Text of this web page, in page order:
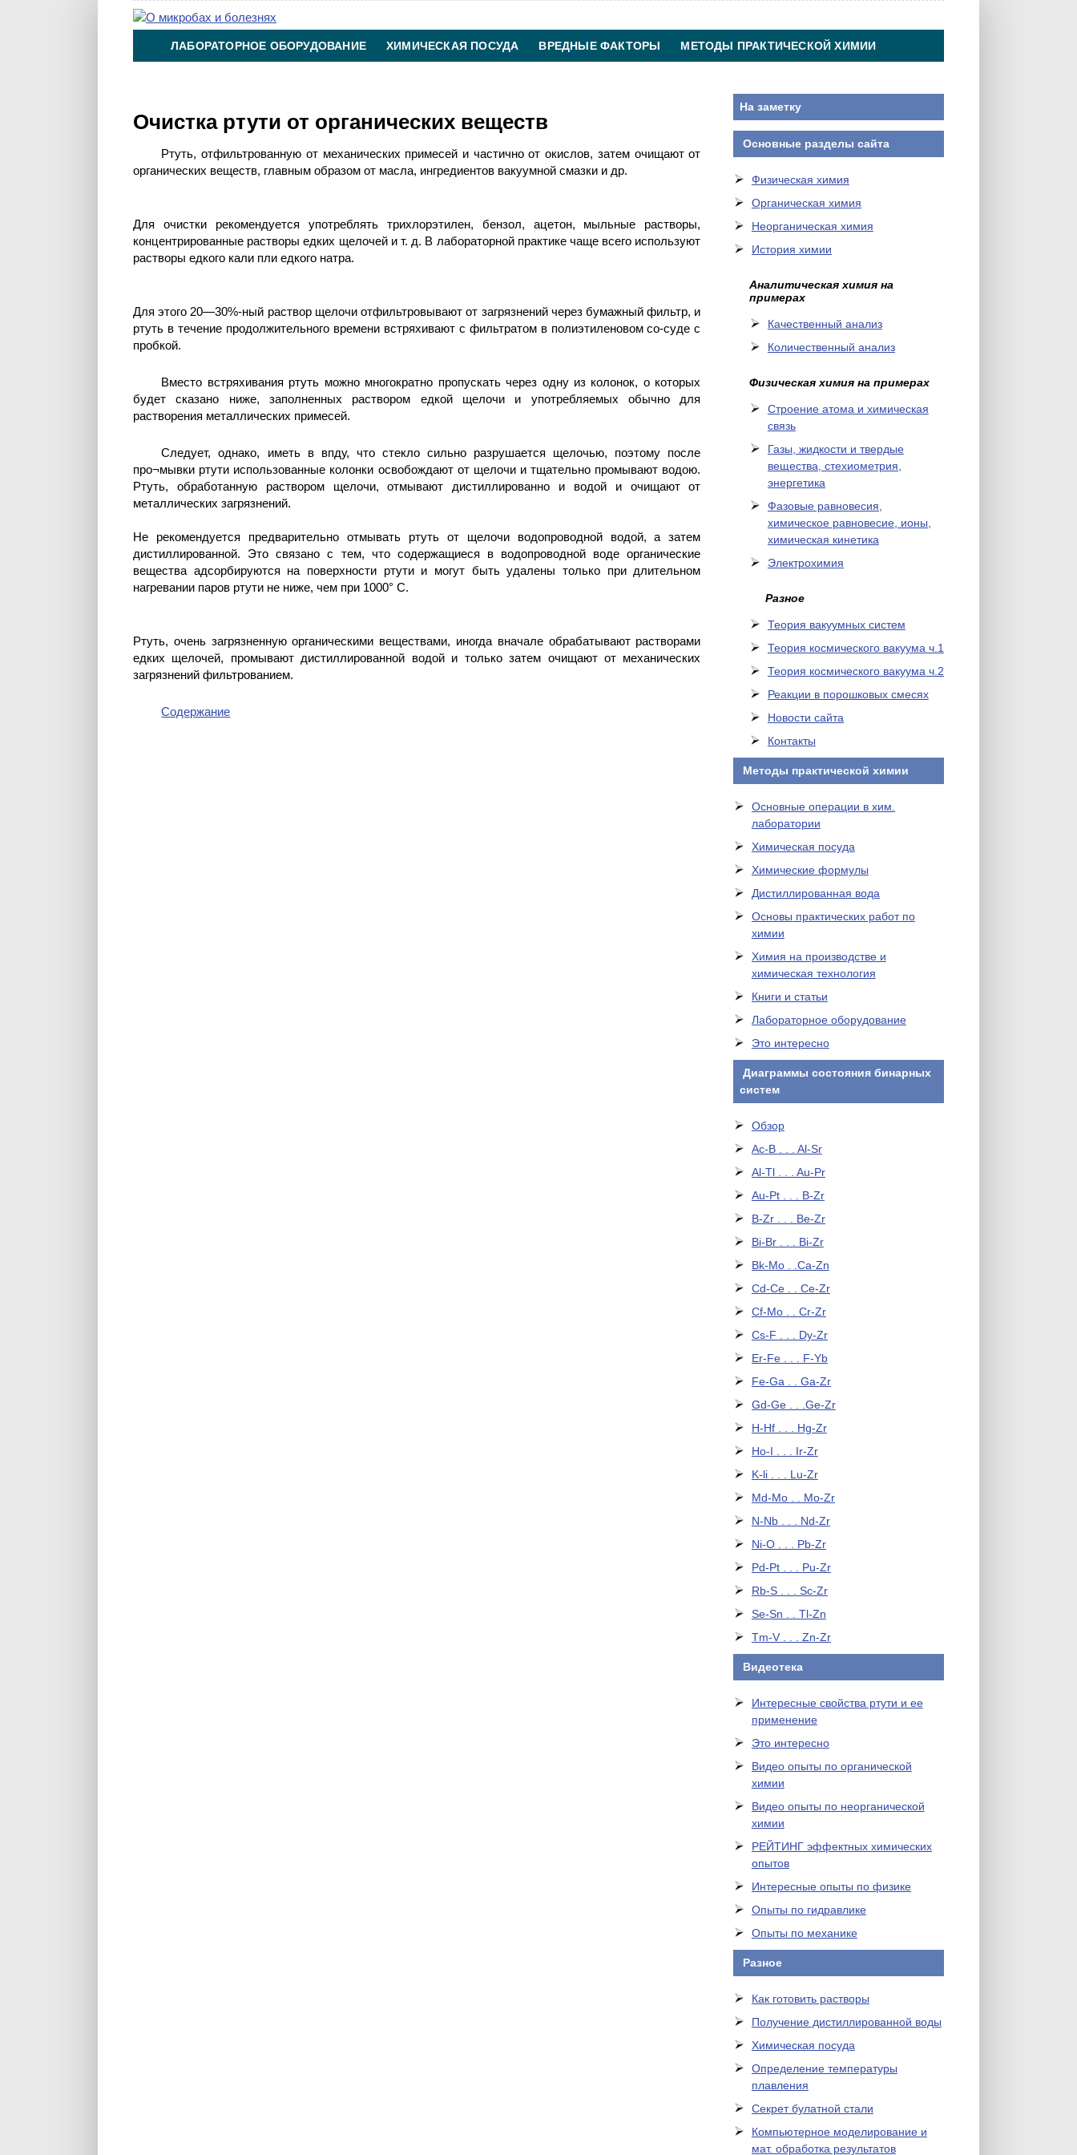
ЛАБОРАТОРНОЕ ОБОРУДОВАНИЕ ХИМИЧЕСКАЯ ПОСУДА ВРЕДНЫЕ ФАКТОРЫ МЕТОДЫ ПРАКТИЧЕСКОЙ ХИМИИ
Очистка ртути от органических веществ
Ртуть, отфильтрованную от механических примесей и частично от окислов, затем очищают от
органических веществ, главным образом от масла, ингредиентов вакуумной смазки и др.
Для очистки рекомендуется употреблять трихлорэтилен, бензол, ацетон, мыльные растворы,
концентрированные растворы едких щелочей и т. д. В лабораторной практике чаще всего используют
растворы едкого кали пли едкого натра.
Для этого 20—30%-ный раствор щелочи отфильтровывают от загрязнений через бумажный фильтр, и
ртуть в течение продолжительного времени встряхивают с фильтратом в полиэтиленовом со-суде с
пробкой.
Вместо встряхивания ртуть можно многократно пропускать через одну из колонок, о которых
будет сказано ниже, заполненных раствором едкой щелочи и употребляемых обычно для
растворения металлических примесей.
Следует, однако, иметь в впду, что стекло сильно разрушается щелочью, поэтому после
про¬мывки ртути использованные колонки освобождают от щелочи и тщательно промывают водою.
Ртуть, обработанную раствором щелочи, отмывают дистиллированно и водой и очищают от
металлических загрязнений.
Не рекомендуется предварительно отмывать ртуть от щелочи водопроводной водой, а затем
дистиллированной. Это связано с тем, что содержащиеся в водопроводной воде органические
вещества адсорбируются на поверхности ртути и могут быть удалены только при длительном
нагревании паров ртути не ниже, чем при 1000° С.
Ртуть, очень загрязненную органическими веществами, иногда вначале обрабатывают растворами
едких щелочей, промывают дистиллированной водой и только затем очищают от механических
загрязнений фильтрованием.
Содержание
На заметку
Основные разделы сайта
Физическая химия
Органическая химия
Неорганическая химия
История химии
Аналитическая химия на
примерах
Качественный анализ
Количественный анализ
Физическая химия на примерах
Cтроение атома и химическая
связь
Газы, жидкости и твердые
вещества, стехиометрия,
энергетика
Фазовые равновесия,
химическое равновесие, ионы,
химическая кинетика
Электрохимия
Разное
Теория вакуумных систем
Теория космического вакуума ч.1
Теория космического вакуума ч.2
Реакции в порошковых смесях
Новости сайта
Контакты
Методы практической химии
Основные операции в хим.
лаборатории
Химическая посуда
Химические формулы
Дистиллированная вода
Основы практических работ по
химии
Химия на производстве и
химическая технология
Книги и статьи
Лабораторное оборудование
Это интересно
Диаграммы состояния бинарных
систем
Обзор
Ac-B . . . Al-Sr
Al-Tl . . . Au-Pr
Au-Pt . . . B-Zr
B-Zr . . . Be-Zr
Bi-Br . . . Bi-Zr
Bk-Mo . .Ca-Zn
Cd-Ce . . Ce-Zr
Cf-Mo . . Cr-Zr
Cs-F . . . Dy-Zr
Er-Fe . . . F-Yb
Fe-Ga . . Ga-Zr
Gd-Ge . . .Ge-Zr
H-Hf . . . Hg-Zr
Ho-I . . . Ir-Zr
K-li . . . Lu-Zr
Md-Mo . . Mo-Zr
N-Nb . . . Nd-Zr
Ni-O . . . Pb-Zr
Pd-Pt . . . Pu-Zr
Rb-S . . . Sc-Zr
Se-Sn . . Tl-Zn
Tm-V . . . Zn-Zr
Видеотека
Интересные свойства ртути и ее
применение
Это интересно
Видео опыты по органической
химии
Видео опыты по неорганической
химии
РЕЙТИНГ эффектных химических
опытов
Интересные опыты по физике
Опыты по гидравлике
Опыты по механике
Разное
Как готовить растворы
Получение дистиллированной воды
Химическая посуда
Определение температуры
плавления
Секрет булатной стали
Компьютерное моделирование и
мат. обработка результатов